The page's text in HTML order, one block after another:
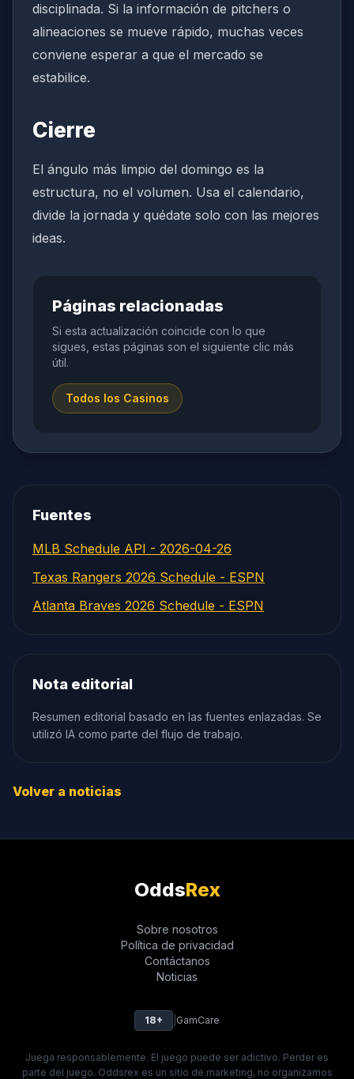
disciplinada. Si la información de pitchers o
alineaciones se mueve rápido, muchas veces
conviene esperar a que el mercado se
estabilice.
Cierre
El ángulo más limpio del domingo es la
estructura, no el volumen. Usa el calendario,
divide la jornada y quédate solo con las mejores
ideas.
Páginas relacionadas
Si esta actualización coincide con lo que
sigues, estas páginas son el siguiente clic más
útil.
Todos los Casinos
Fuentes
MLB Schedule API - 2026-04-26
Texas Rangers 2026 Schedule - ESPN
Atlanta Braves 2026 Schedule - ESPN
Nota editorial
Resumen editorial basado en las fuentes enlazadas. Se
utilizó IA como parte del flujo de trabajo.
Volver a noticias
OddsRex
Sobre nosotros
Política de privacidad
Contáctanos
Noticias
18+ GamCare
Juega responsablemente. El juego puede ser adictivo. Perder es
parte del juego. Oddsrex es un sitio de marketing, no organizamos